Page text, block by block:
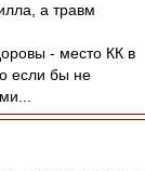
а травм
- место КК в
если бы не